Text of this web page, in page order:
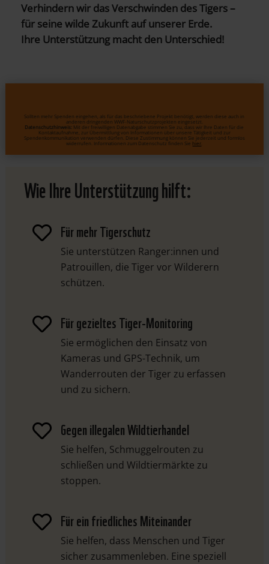
Verhindern wir das Verschwinden des Tigers –
für seine wilde Zukunft auf unserer Erde.
Ihre Unterstützung macht den Unterschied!
Sollten mehr Spenden eingehen, als für das beschriebene Projekt benötigt, werden diese auch in
anderen dringenden WWF-Naturschutzprojekten eingesetzt.
Datenschutzhinweis: Mit der freiwilligen Datenabgabe stimmen Sie zu, dass wir Ihre Daten für die
Kontaktaufnahme, zur Übermittlung von Informationen über unsere Tätigkeit und zur
Spendenkommunikation verwenden dürfen. Diese Zustimmung können Sie jederzeit und formlos
widerrufen. Informationen zum Datenschutz finden Sie hier
Wie Ihre Unterstützung hilft:
 Für mehr Tigerschutz
Sie unterstützen Ranger:innen und
Patrouillen, die Tiger vor Wilderern
schützen.
 Für gezieltes Tiger-Monitoring
Sie ermöglichen den Einsatz von
Kameras und GPS-Technik, um
Wanderrouten der Tiger zu erfassen
und zu sichern.
 Gegen illegalen Wildtierhandel
Sie helfen, Schmuggelrouten zu
schließen und Wildtiermärkte zu
stoppen.
 Für ein friedliches Miteinander
Sie helfen, dass Menschen und Tiger
sicher zusammenleben. Eine speziell